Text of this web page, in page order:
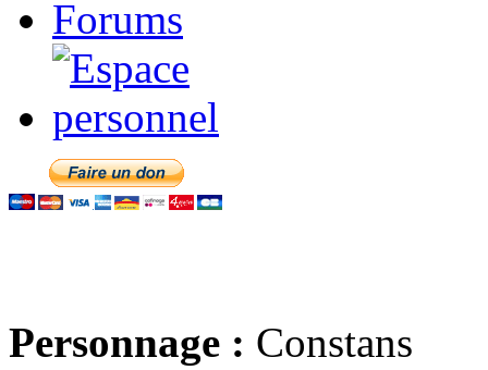
Personnage : Constans